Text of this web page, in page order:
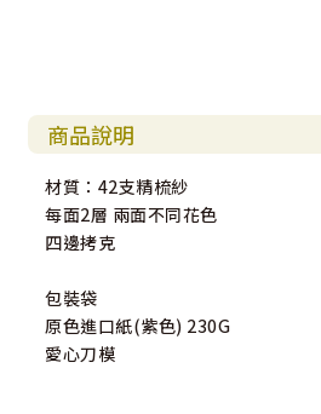
商品說明
材質：42支精梳紗
每面2層 兩面不同花色
四邊拷克
包裝袋
原色進口紙(紫色) 230G
愛心刀模